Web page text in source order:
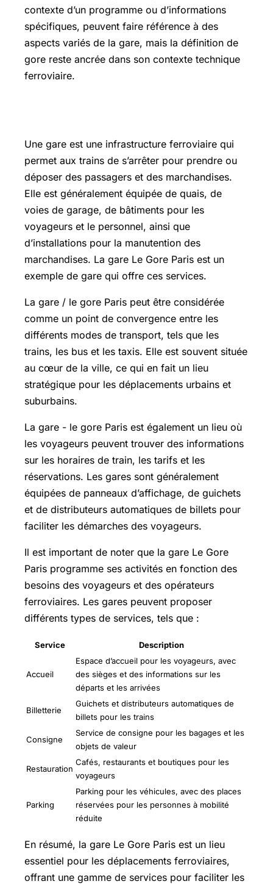
contexte d’un programme ou d’informations
spécifiques, peuvent faire référence à des
aspects variés de la gare, mais la définition de
gore reste ancrée dans son contexte technique
ferroviaire.
Une gare est une infrastructure ferroviaire qui
permet aux trains de s’arrêter pour prendre ou
déposer des passagers et des marchandises.
Elle est généralement équipée de quais, de
voies de garage, de bâtiments pour les
voyageurs et le personnel, ainsi que
d’installations pour la manutention des
marchandises. La gare Le Gore Paris est un
exemple de gare qui offre ces services.
La gare / le gore Paris peut être considérée
comme un point de convergence entre les
différents modes de transport, tels que les
trains, les bus et les taxis. Elle est souvent située
au cœur de la ville, ce qui en fait un lieu
stratégique pour les déplacements urbains et
suburbains.
La gare - le gore Paris est également un lieu où
les voyageurs peuvent trouver des informations
sur les horaires de train, les tarifs et les
réservations. Les gares sont généralement
équipées de panneaux d’affichage, de guichets
et de distributeurs automatiques de billets pour
faciliter les démarches des voyageurs.
Il est important de noter que la gare Le Gore
Paris programme ses activités en fonction des
besoins des voyageurs et des opérateurs
ferroviaires. Les gares peuvent proposer
différents types de services, tels que :
Service Description
Accueil
Espace d’accueil pour les voyageurs, avec
des sièges et des informations sur les
départs et les arrivées
Billetterie
Guichets et distributeurs automatiques de
billets pour les trains
Consigne
Service de consigne pour les bagages et les
objets de valeur
Restauration
Cafés, restaurants et boutiques pour les
voyageurs
Parking
Parking pour les véhicules, avec des places
réservées pour les personnes à mobilité
réduite
En résumé, la gare Le Gore Paris est un lieu
essentiel pour les déplacements ferroviaires,
offrant une gamme de services pour faciliter les